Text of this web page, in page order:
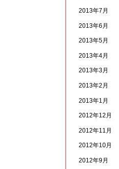
2013年7月
2013年6月
2013年5月
2013年4月
2013年3月
2013年2月
2013年1月
2012年12月
2012年11月
2012年10月
2012年9月